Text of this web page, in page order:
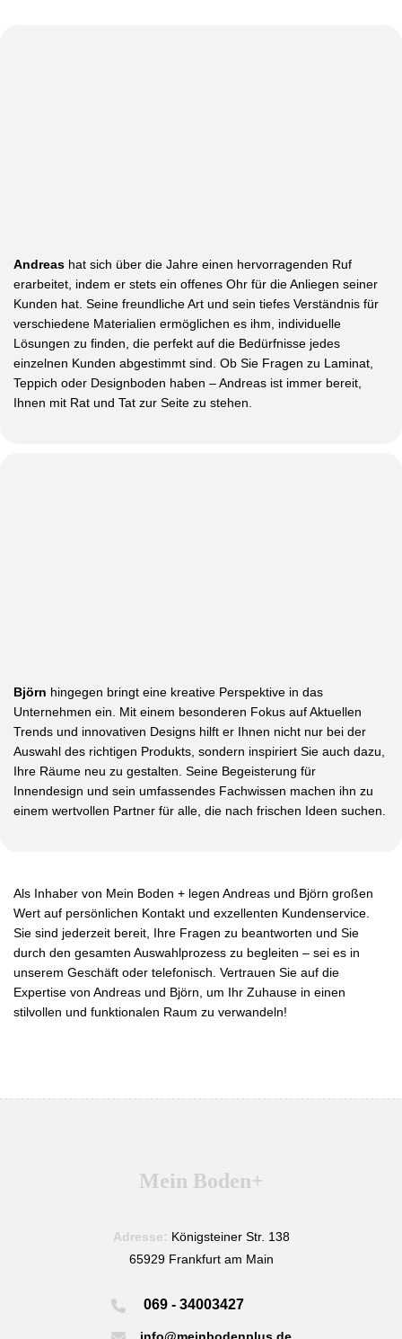
Andreas hat sich über die Jahre einen hervorragenden Ruf
erarbeitet, indem er stets ein offenes Ohr für die Anliegen seiner
Kunden hat. Seine freundliche Art und sein tiefes Verständnis für
verschiedene Materialien ermöglichen es ihm, individuelle
Lösungen zu finden, die perfekt auf die Bedürfnisse jedes
einzelnen Kunden abgestimmt sind. Ob Sie Fragen zu Laminat,
Teppich oder Designboden haben – Andreas ist immer bereit,
Ihnen mit Rat und Tat zur Seite zu stehen.
Björn hingegen bringt eine kreative Perspektive in das
Unternehmen ein. Mit einem besonderen Fokus auf Aktuellen
Trends und innovativen Designs hilft er Ihnen nicht nur bei der
Auswahl des richtigen Produkts, sondern inspiriert Sie auch dazu,
Ihre Räume neu zu gestalten. Seine Begeisterung für
Innendesign und sein umfassendes Fachwissen machen ihn zu
einem wertvollen Partner für alle, die nach frischen Ideen suchen.
Als Inhaber von Mein Boden + legen Andreas und Björn großen
Wert auf persönlichen Kontakt und exzellenten Kundenservice.
Sie sind jederzeit bereit, Ihre Fragen zu beantworten und Sie
durch den gesamten Auswahlprozess zu begleiten – sei es in
unserem Geschäft oder telefonisch. Vertrauen Sie auf die
Expertise von Andreas und Björn, um Ihr Zuhause in einen
stilvollen und funktionalen Raum zu verwandeln!
Mein Boden+
Adresse: Königsteiner Str. 138
65929 Frankfurt am Main
069 - 34003427